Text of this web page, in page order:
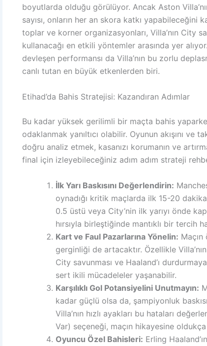
boyutlarda olduğu görülüyor. Ancak Aston
sayısı, onların her an skora katkı yapabileceğini
toplar ve korner organizasyonları, Villa’nın City
kullanacağı en etkili yöntemler arasında yer
devleşen performansı da Villa’nın bu zorlu
canlı tutan en büyük etkenlerden biri.
Etihad’da Bahis Stratejisi: Kazandıran Adımlar
Bu kadar yüksek gerilimli bir maçta bahis
odaklanmak yanıltıcı olabilir. Oyunun akışını ve
doğru analiz etmek, kasanızı korumanın ve
final için izleyebileceğiniz adım adım strateji
İlk Yarı Baskısını Değerlendirin:
oynadığı kritik maçlarda ilk 15-20
0.5 üstü veya City’nin ilk yarıyı önde
hırsıyla birleştiğinde mantıklı bir tercih
Kart ve Faul Pazarlarına Yönelin:
gerginliği de artacaktır. Özellikle
City savunması ve Haaland’ı
sert ikili mücadeleler yaşanabilir.
Karşılıklı Gol Potansiyelini Unutmayın:
kadar güçlü olsa da, şampiyonluk
Villa’nın hızlı ayakları bu hataları
Var) seçeneği, maçın hikayesine
Oyuncu Özel Bahisleri: Erling